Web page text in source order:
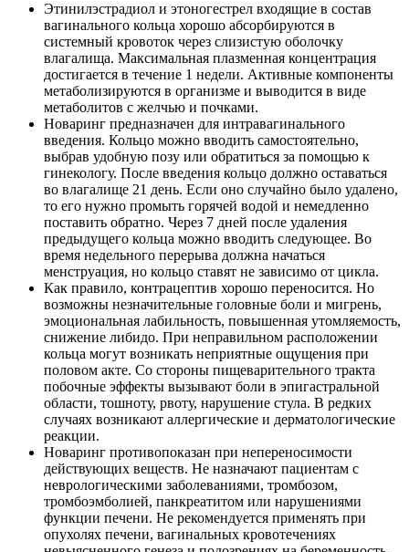
Этинилэстрадиол и этоногестрел входящие в состав
вагинального кольца хорошо абсорбируются в
системный кровоток через слизистую оболочку
влагалища. Максимальная плазменная концентрация
достигается в течение 1 недели. Активные компоненты
метаболизируются в организме и выводится в виде
метаболитов с желчью и почками.
Новаринг предназначен для интравагинального
введения. Кольцо можно вводить самостоятельно,
выбрав удобную позу или обратиться за помощью к
гинекологу. После введения кольцо должно оставаться
во влагалище 21 день. Если оно случайно было удалено,
то его нужно промыть горячей водой и немедленно
поставить обратно. Через 7 дней после удаления
предыдущего кольца можно вводить следующее. Во
время недельного перерыва должна начаться
менструация, но кольцо ставят не зависимо от цикла.
Как правило, контрацептив хорошо переносится. Но
возможны незначительные головные боли и мигрень,
эмоциональная лабильность, повышенная утомляемость,
снижение либидо. При неправильном расположении
кольца могут возникать неприятные ощущения при
половом акте. Со стороны пищеварительного тракта
побочные эффекты вызывают боли в эпигастральной
области, тошноту, рвоту, нарушение стула. В редких
случаях возникают аллергические и дерматологические
реакции.
Новаринг противопоказан при непереносимости
действующих веществ. Не назначают пациентам с
неврологическими заболеваниями, тромбозом,
тромбоэмболией, панкреатитом или нарушениями
функции печени. Не рекомендуется применять при
опухолях печени, вагинальных кровотечениях